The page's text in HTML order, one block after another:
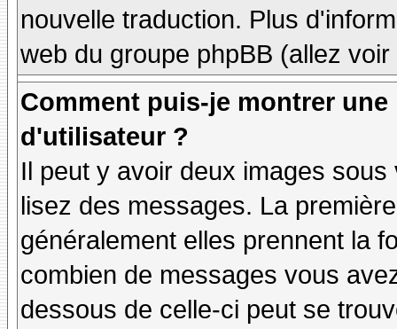
nouvelle traduction. Plus
web du groupe phpBB (allez
Comment puis-je montrer
d'utilisateur ?
Il peut y avoir deux images
lisez des messages. La
généralement elles prennent la
combien de messages vous
dessous de celle-ci peut se